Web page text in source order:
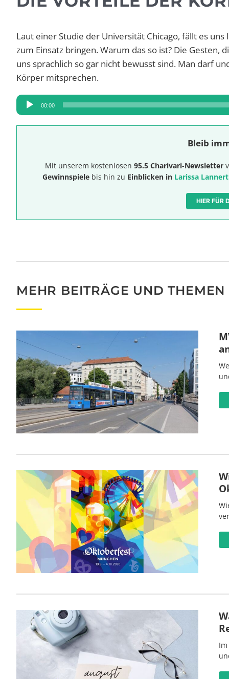
Laut einer Studie der Universität Chicago, fällt es
zum Einsatz bringen. Warum das so ist? Die
uns sprachlich so gar nicht bewusst sind. Man darf
Körper mitsprechen.
Audio-
Player
00:00
Bleib
Mit unserem kostenlosen 95.5 Charivari-Newsletter
Gewinnspiele bis hin zu Einblicken in Larissa
HIER FÜR
MEHR BEITRÄGE UND THEMEN